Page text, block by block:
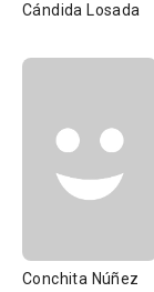
Cándida Losada
Conchita Núñez